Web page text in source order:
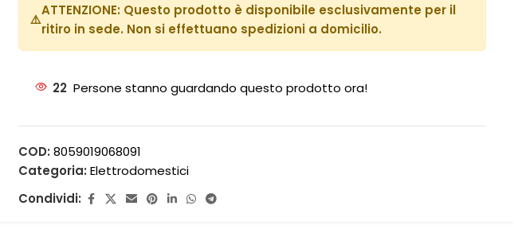
⚠️
ATTENZIONE: Questo prodotto è disponibile esclusivamente per il
ritiro in sede. Non si effettuano spedizioni a domicilio.
22 Persone stanno guardando questo prodotto ora!
COD: 8059019068091
Categoria: Elettrodomestici
Condividi: